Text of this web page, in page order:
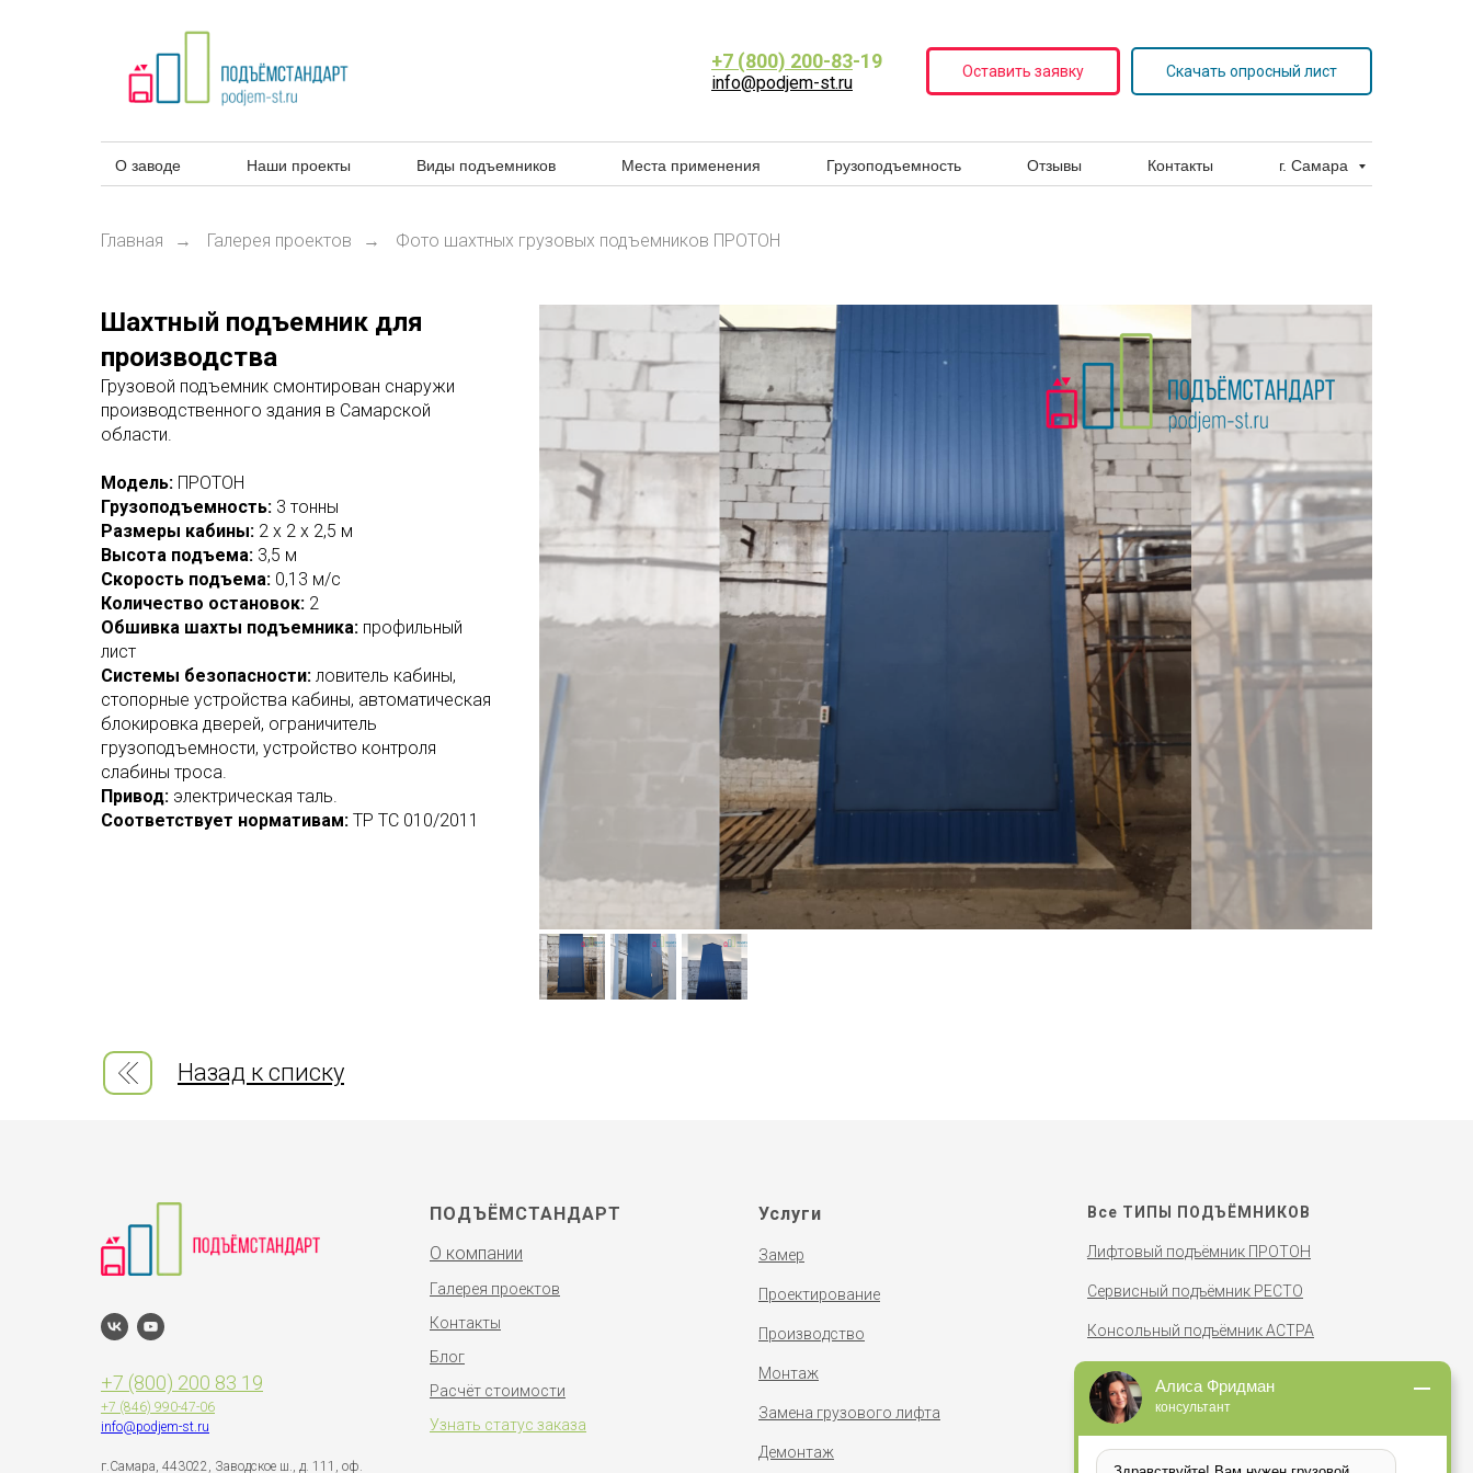
+7 (800) 200-83-19
info@podjem-st.ru
Оставить заявку Скачать опросный лист
О заводе Наши проекты Виды подъемников Места применения Грузоподъемность Отзывы Контакты г. Самара
Главная → Галерея проектов → Фото шахтных грузовых подъемников ПРОТОН
Шахтный подъемник для
производства
Грузовой подъемник смонтирован снаружи
производственного здания в Самарской
области.
Модель: ПРОТОН
Грузоподъемность: 3 тонны
Размеры кабины: 2 х 2 х 2,5 м
Высота подъема: 3,5 м
Скорость подъема: 0,13 м/с
Количество остановок: 2
Обшивка шахты подъемника: профильный
лист
Системы безопасности: ловитель кабины,
стопорные устройства кабины, автоматическая
блокировка дверей, ограничитель
грузоподъемности, устройство контроля
слабины троса.
Привод: электрическая таль.
Соответствует нормативам: ТР ТС 010/2011
Назад к списку
+7 (800) 200 83 19
+7 (846) 990-47-06
info@podjem-st.ru
г.Самара, 443022, Заводское ш., д. 111, оф.
ПОДЪЁМСТАНДАРТ
О компании
Галерея проектов
Контакты
Блог
Расчёт стоимости
Узнать статус заказа
Услуги
Замер
Проектирование
Производство
Монтаж
Замена грузового лифта
Демонтаж
Все ТИПЫ ПОДЪЁМНИКОВ
Лифтовый подъёмник ПРОТОН
Сервисный подъёмник РЕСТО
Консольный подъёмник АСТРА
Цепной подъёмник АСТРА-2
Мини подъёмник МАРСИ
Люковый подъёмник МАРСИ-2
Алиса Фридман
консультант